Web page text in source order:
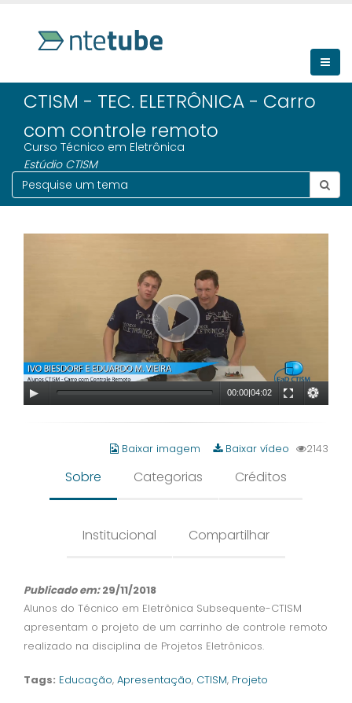
CTISM - TEC. ELETRÔNICA - Carro
com controle remoto
Curso Técnico em Eletrônica
Estúdio CTISM
00:00|04:02
Baixar imagem Baixar vídeo 2143
Sobre Categorias Créditos
Institucional Compartilhar
Publicado em:29/11/2018
Alunos do Técnico em Eletrônica Subsequente-CTISM
apresentam o projeto de um carrinho de controle remoto
realizado na disciplina de Projetos Eletrônicos.
Tags: Educação, Apresentação, CTISM, Projeto